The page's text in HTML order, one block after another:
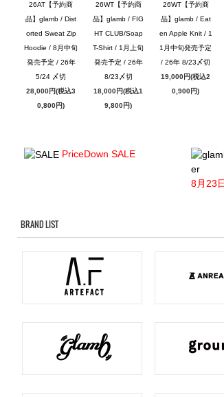
26AT【予約商
品】glamb / Dist
orted Sweat Zip
Hoodie / 8月中旬
発売予定 / 26年
5/24 〆切
28,000円(税込3
0,800円)
26WT【予約商
品】glamb / FIG
HT CLUB/Soap
T-Shirt / 1月上旬
発売予定 / 26年
8/23〆切
18,000円(税込1
9,800円)
26WT【予約商
品】glamb / Eat
en Apple Knit / 1
1月中旬発売予定
/ 26年 8/23〆切
19,000円(税込2
0,900円)
PriceDown SALE
er
8月23
BRAND LIST